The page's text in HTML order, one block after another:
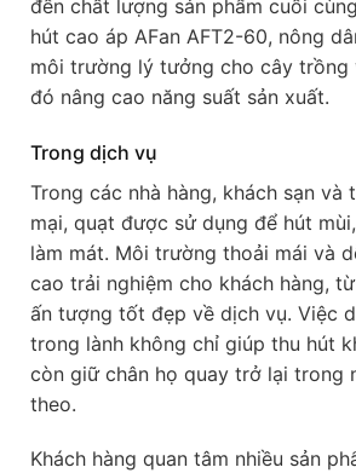
đến chất lượng sản phẩm cuối
hút cao áp AFan AFT2-60, nông
môi trường lý tưởng cho cây trồng
đó nâng cao năng suất sản xuất.
Trong dịch vụ
Trong các nhà hàng, khách sạn và
mại, quạt được sử dụng để hút
làm mát. Môi trường thoải mái và
cao trải nghiệm cho khách hàng,
ấn tượng tốt đẹp về dịch vụ. Việc
trong lành không chỉ giúp thu hút
còn giữ chân họ quay trở lại trong
theo.
Khách hàng quan tâm nhiều sản